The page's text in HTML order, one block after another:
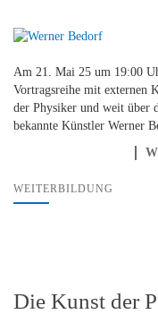
Am 21. Mai 25 um 19:00
Vortragsreihe mit externen
der Physiker und weit über
bekannte Künstler Werner
WEITERBILDUNG
Die Kunst der